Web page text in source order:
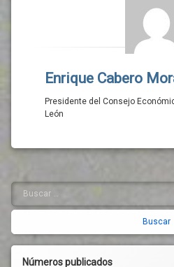
Enrique Cabero
Presidente del Consejo
León
Barra
lateral
derecha
Buscar:
Números publicados